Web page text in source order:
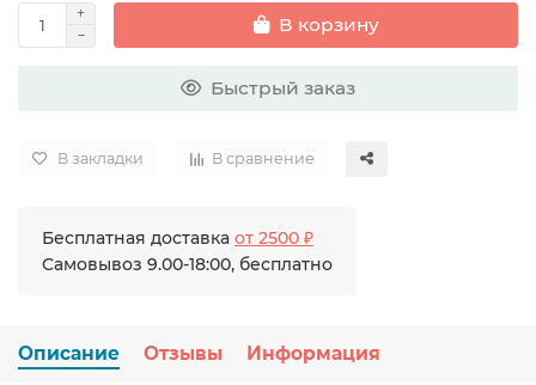
В корзину
Быстрый заказ
В закладки В сравнение
Бесплатная доставка от 2500 ₽
Самовывоз 9.00-18:00, бесплатно
Описание Отзывы Информация